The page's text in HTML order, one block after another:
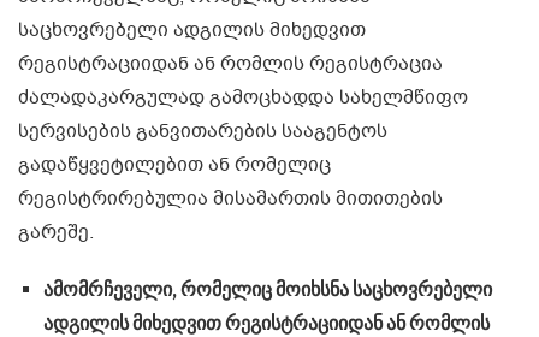
საცხოვრებელი ადგილის მიხედვით
რეგისტრაციიდან ან რომლის რეგისტრაცია
ძალადაკარგულად გამოცხადდა სახელმწიფო
სერვისების განვითარების სააგენტოს
გადაწყვეტილებით ან რომელიც
რეგისტრირებულია მისამართის მითითების
გარეშე.
ამომრჩეველი, რომელიც მოიხსნა საცხოვრებელი
ადგილის მიხედვით რეგისტრაციიდან ან რომლის